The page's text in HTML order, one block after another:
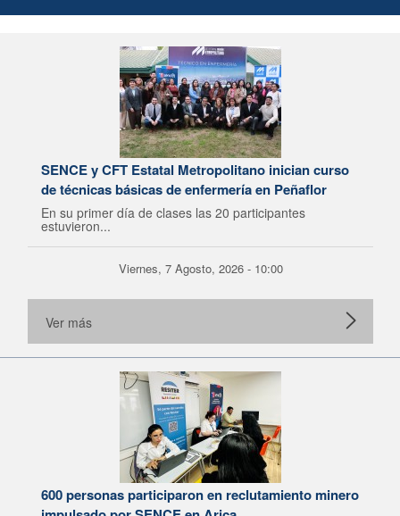
SENCE y CFT Estatal Metropolitano inician curso
de técnicas básicas de enfermería en Peñaflor
En su primer día de clases las 20 participantes
estuvieron...
Viernes, 7 Agosto, 2026 - 10:00
Ver más
600 personas participaron en reclutamiento minero